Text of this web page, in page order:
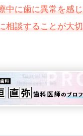
中に歯に異常を感
相談することが大切